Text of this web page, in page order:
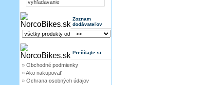
Zoznam
dodávateľov
Prečítajte si
» Obchodné podmienky
»Ako nakupovať
» Ochrana osobných údajov